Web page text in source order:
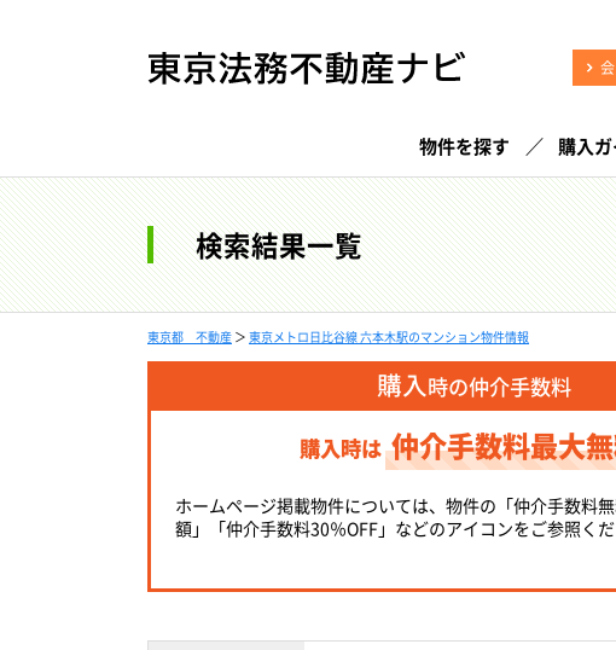
物件を探す 購入
検索結果一覧
東京都 不動産 ＞ 東京メトロ日比谷線 六本木駅のマンション物件情報
購入時の仲介手数料
購入時は 仲介手数料最大
ホームページ掲載物件については、物件の「仲介手数料
額」「仲介手数料30％OFF」などのアイコンをご参照くだ